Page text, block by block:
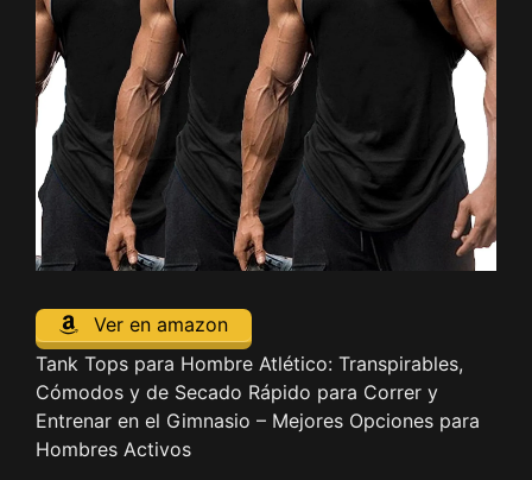
Ver en amazon
Tank Tops para Hombre Atlético: Transpirables,
Cómodos y de Secado Rápido para Correr y
Entrenar en el Gimnasio – Mejores Opciones para
Hombres Activos